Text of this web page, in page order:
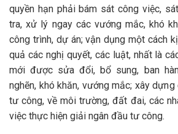
quyền hạn phải bám sát công việc,
tra, xử lý ngay các vướng mắc, khó
công trình, dự án; vận dụng một cách
quả các nghị quyết, các luật, nhất là
mới được sửa đổi, bổ sung, ban
nghẽn, khó khăn, vướng mắc; xây
tư công, về môi trường, đất đai, các
việc thực hiện giải ngân đầu tư công.